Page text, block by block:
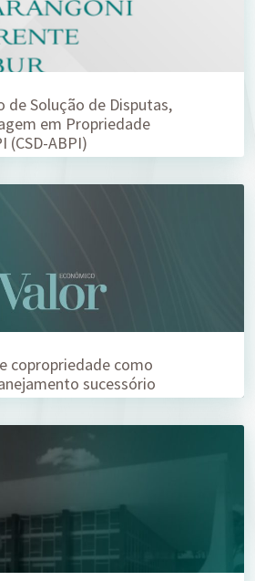
de Solução de Disputas,
em Propriedade
(CSD-ABPI)
copropriedade como
sucessório